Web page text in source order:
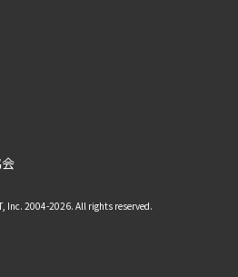
Inc. 2004-2026. All rights reserved.